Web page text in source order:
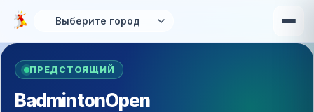
Перейти к основному содержанию
ПРЕДСТОЯЩИЙ
BadmintonOpen